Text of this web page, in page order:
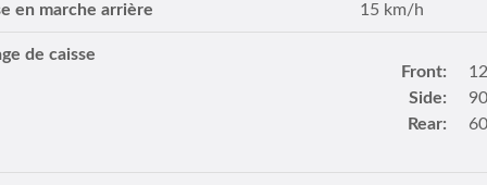
en marche arrière 15 km/h
de caisse
Front:
Side:
Rear: